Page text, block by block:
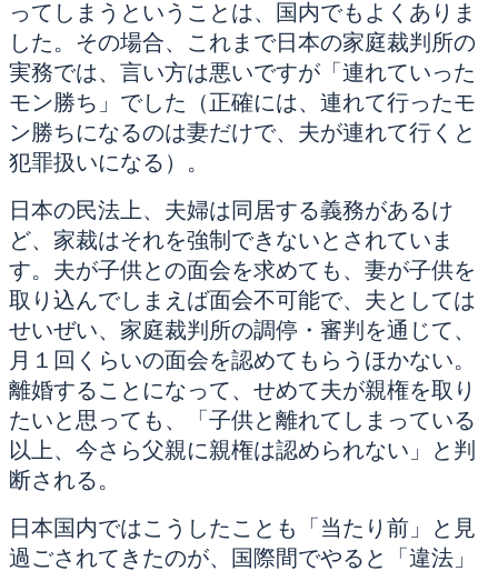
ってしまうということは、国内でもよくありま
した。その場合、これまで日本の家庭裁判所の
実務では、言い方は悪いですが「連れていった
モン勝ち」でした（正確には、連れて行ったモ
ン勝ちになるのは妻だけで、夫が連れて行くと
犯罪扱いになる）。
日本の民法上、夫婦は同居する義務があるけ
ど、家裁はそれを強制できないとされていま
す。夫が子供との面会を求めても、妻が子供を
取り込んでしまえば面会不可能で、夫としては
せいぜい、家庭裁判所の調停・審判を通じて、
月１回くらいの面会を認めてもらうほかない。
離婚することになって、せめて夫が親権を取り
たいと思っても、「子供と離れてしまっている
以上、今さら父親に親権は認められない」と判
断される。
日本国内ではこうしたことも「当たり前」と見
過ごされてきたのが、国際間でやると「違法」